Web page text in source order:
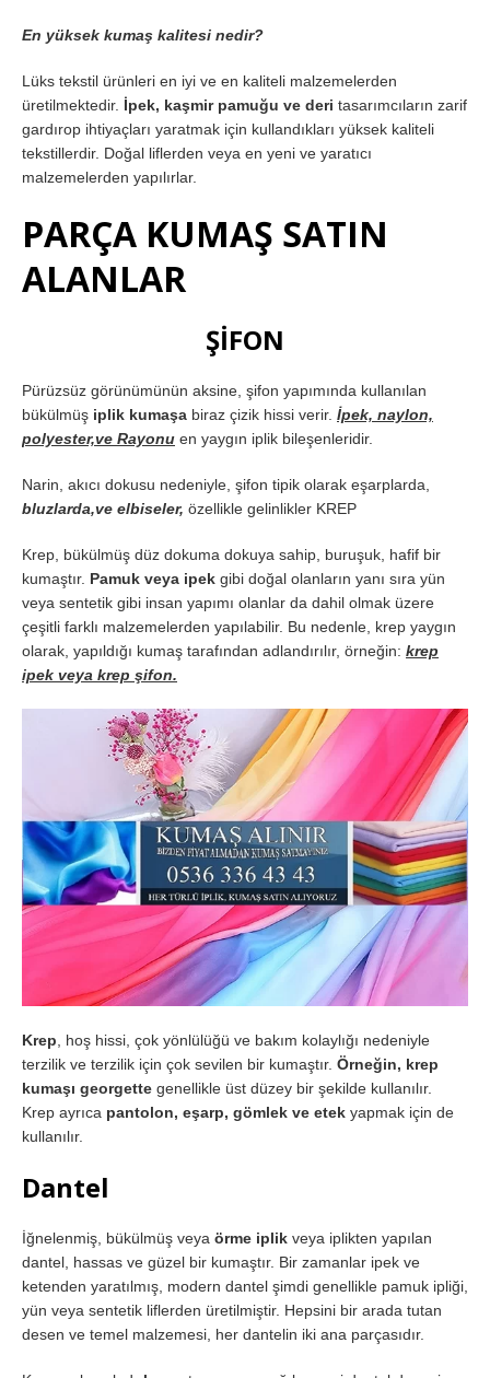
En yüksek kumaş kalitesi nedir?
Lüks tekstil ürünleri en iyi ve en kaliteli malzemelerden
üretilmektedir. İpek, kaşmir pamuğu ve deri tasarımcıların zarif
gardırop ihtiyaçları yaratmak için kullandıkları yüksek kaliteli
tekstillerdir. Doğal liflerden veya en yeni ve yaratıcı
malzemelerden yapılırlar.
PARÇA KUMAŞ SATIN
ALANLAR
ŞİFON
Pürüzsüz görünümünün aksine, şifon yapımında kullanılan
bükülmüş iplik kumaşa biraz çizik hissi verir. İpek, naylon,
polyester,ve Rayonu en yaygın iplik bileşenleridir.
Narin, akıcı dokusu nedeniyle, şifon tipik olarak eşarplarda,
bluzlarda,ve elbiseler, özellikle gelinlikler KREP
Krep, bükülmüş düz dokuma dokuya sahip, buruşuk, hafif bir
kumaştır. Pamuk veya ipek gibi doğal olanların yanı sıra yün
veya sentetik gibi insan yapımı olanlar da dahil olmak üzere
çeşitli farklı malzemelerden yapılabilir. Bu nedenle, krep yaygın
olarak, yapıldığı kumaş tarafından adlandırılır, örneğin: krep
ipek veya krep şifon.
Krep, hoş hissi, çok yönlülüğü ve bakım kolaylığı nedeniyle
terzilik ve terzilik için çok sevilen bir kumaştır. Örneğin, krep
kumaşı georgette genellikle üst düzey bir şekilde kullanılır.
Krep ayrıca pantolon, eşarp, gömlek ve etek yapmak için de
kullanılır.
Dantel
İğnelenmiş, bükülmüş veya örme iplik veya iplikten yapılan
dantel, hassas ve güzel bir kumaştır. Bir zamanlar ipek ve
ketenden yaratılmış, modern dantel şimdi genellikle pamuk ipliği,
yün veya sentetik liflerden üretilmiştir. Hepsini bir arada tutan
desen ve temel malzemesi, her dantelin iki ana parçasıdır.